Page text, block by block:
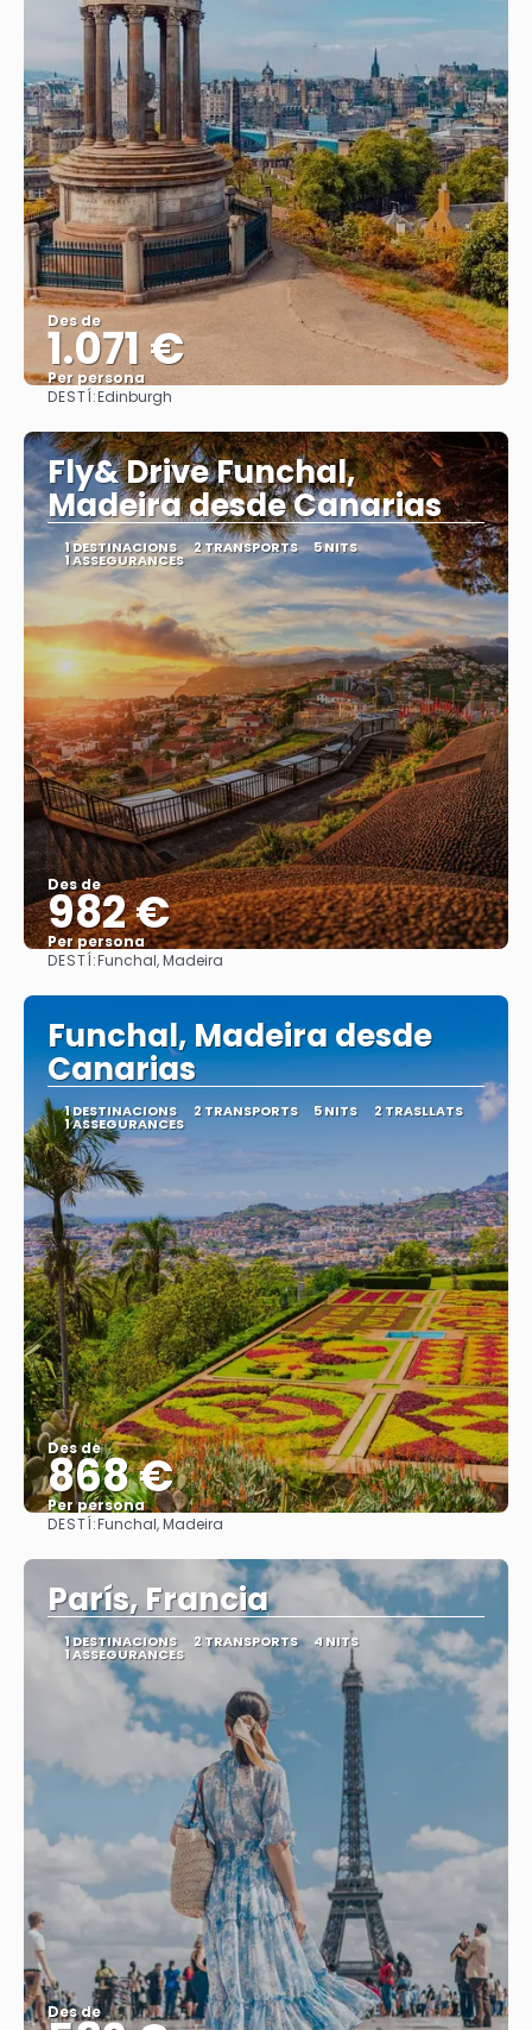
Des de
1.071 €
Per persona
DESTÍ:Edinburgh
Fly& Drive Funchal,
Madeira desde Canarias
1 DESTINACIONS 2 TRANSPORTS 5 NITS
1 ASSEGURANCES
Des de
982 €
Per persona
DESTÍ:Funchal, Madeira
Funchal, Madeira desde
Canarias
1 DESTINACIONS 2 TRANSPORTS 5 NITS 2 TRASLLATS
1 ASSEGURANCES
Des de
868 €
Per persona
DESTÍ:Funchal, Madeira
París, Francia
1 DESTINACIONS 2 TRANSPORTS 4 NITS
1 ASSEGURANCES
Des de